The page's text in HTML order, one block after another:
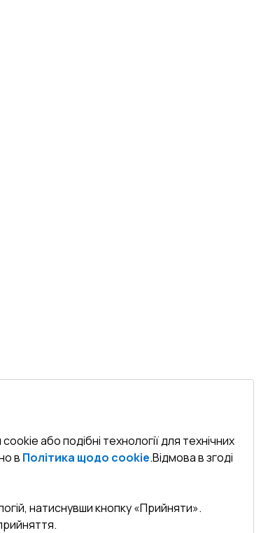
або подібні технології для технічних
в Політика щодо cookie.Відмова в згоді
натиснувши кнопку «Прийняти».